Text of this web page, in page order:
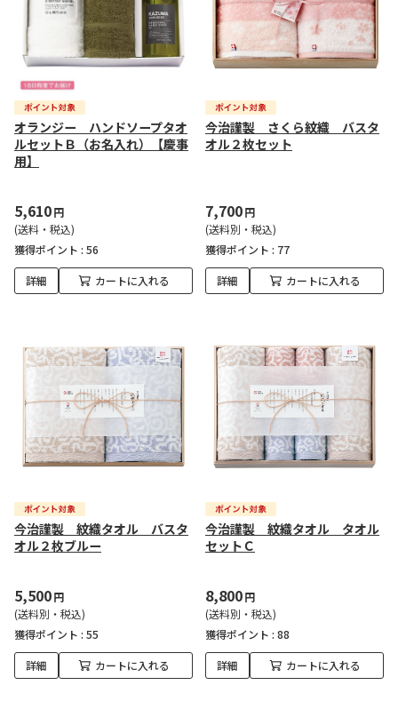
オランジー ハンドソープタオ
ルセットＢ（お名入れ）【慶事
用】
5,610円
(送料・税込)
獲得ポイント : 56
詳細 カートに入れる
今治謹製 さくら紋織 バスタ
オル２枚セット
7,700円
(送料別・税込)
獲得ポイント : 77
詳細 カートに入れる
今治謹製 紋織タオル バスタ
オル２枚ブルー
5,500円
(送料別・税込)
獲得ポイント : 55
詳細 カートに入れる
今治謹製 紋織タオル タオル
セットＣ
8,800円
(送料別・税込)
獲得ポイント : 88
詳細 カートに入れる